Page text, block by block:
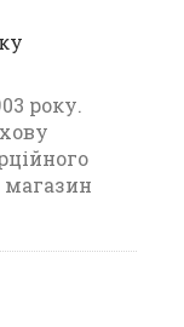
року.